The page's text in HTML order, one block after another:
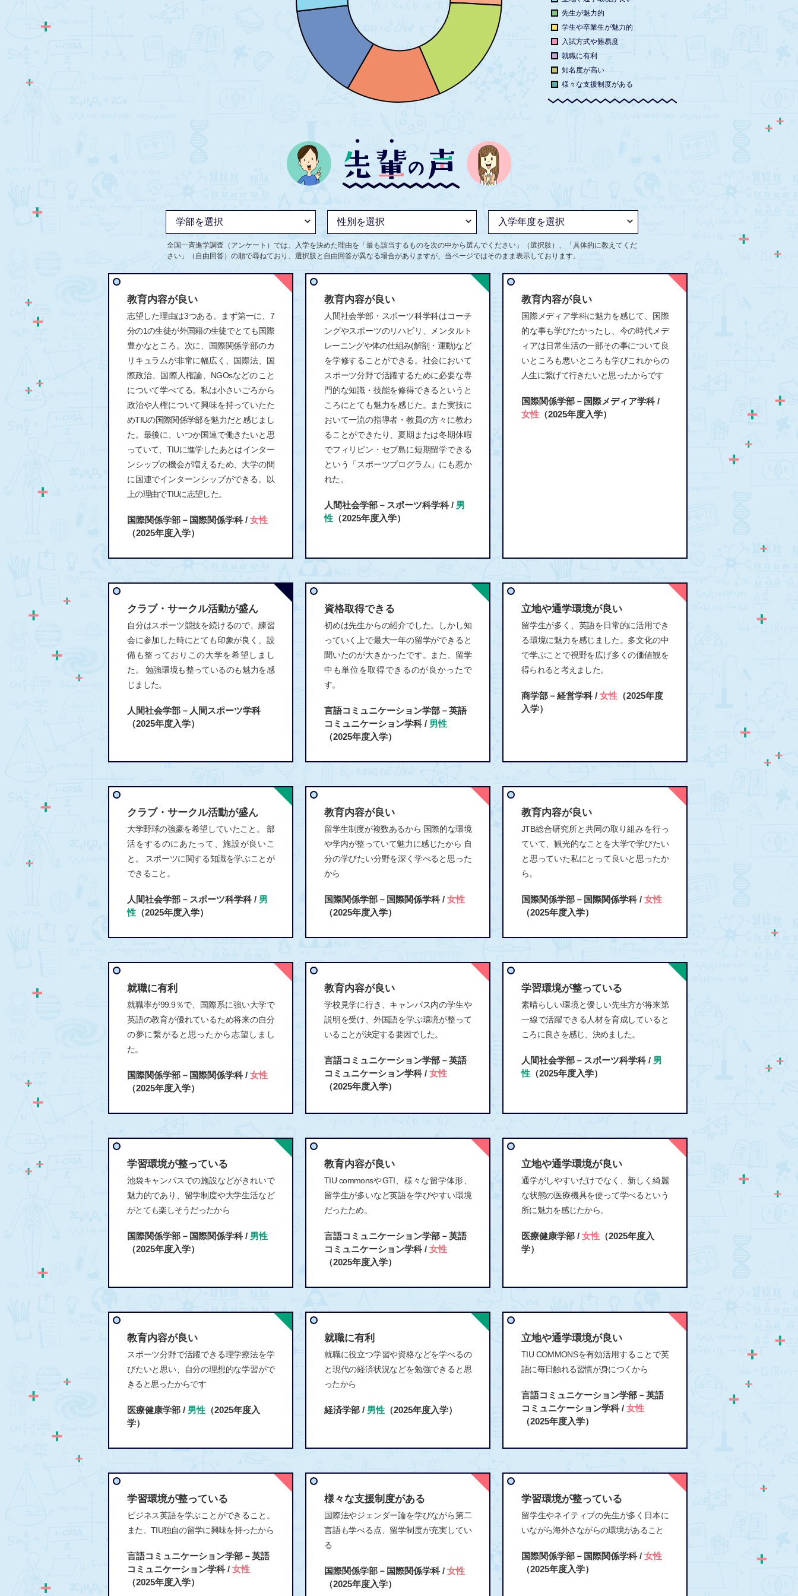
先生が魅力的
学生や卒業生が魅力的
入試方式や難易度
就職に有利
知名度が高い
様々な支援制度がある
全国一斉進学調査（アンケート）では、入学を決めた理由を「最も該当するものを次の中から選んでください」（選択肢）、「具体的に教えてくだ
さい」（自由回答）の順で尋ねており、選択肢と自由回答が異なる場合がありますが、当ページではそのまま表示しております。
教育内容が良い
志望した理由は3つある。まず第一に、7
分の1の生徒が外国籍の生徒でとても国際
豊かなところ。次に、国際関係学部のカ
リキュラムが非常に幅広く、国際法、国
際政治、国際人権論、NGOsなどのこと
について学べてる。私は小さいごろから
政治や人権について興味を持っていたた
めTIUの国際関係学部を魅力だと感じまし
た。最後に、いつか国連で働きたいと思
っていて、TIUに進学したあとはインター
ンシップの機会が増えるため、大学の間
に国連でインターンシップができる。以
上の理由でTIUに志望した。
国際関係学部－国際関係学科 / 女性
（2025年度入学）
教育内容が良い
人間社会学部・スポーツ科学科はコーチ
ングやスポーツのリハビリ、メンタルト
レーニングや体の仕組み(解剖・運動)など
を学修することができる。社会において
スポーツ分野で活躍するために必要な専
門的な知識・技能を修得できるというと
ころにとても魅力を感じた。また実技に
おいて一流の指導者・教員の方々に教わ
ることができたり、夏期または冬期休暇
でフィリピン・セブ島に短期留学できる
という「スポーツプログラム」にも惹か
れた。
人間社会学部－スポーツ科学科 / 男
性 （2025年度入学）
教育内容が良い
国際メディア学科に魅力を感じて、国際
的な事も学びたかったし、今の時代メデ
ィアは日常生活の一部その事について良
いところも悪いところも学びこれからの
人生に繋げて行きたいと思ったからです
国際関係学部－国際メディア学科 /
女性 （2025年度入学）
クラブ・サークル活動が盛ん
自分はスポーツ競技を続けるので、練習
会に参加した時にとても印象が良く、設
備も整っておりこの大学を希望しまし
た。 勉強環境も整っているのも魅力を感
じました。
人間社会学部－人間スポーツ学科
（2025年度入学）
資格取得できる
初めは先生からの紹介でした。しかし知
っていく上で最大一年の留学ができると
聞いたのが大きかったです。また、留学
中も単位を取得できるのが良かったで
す。
言語コミュニケーション学部－英語
コミュニケーション学科 / 男性
（2025年度入学）
立地や通学環境が良い
留学生が多く、英語を日常的に活用でき
る環境に魅力を感じました。多文化の中
で学ぶことで視野を広げ多くの価値観を
得られると考えました。
商学部－経営学科 / 女性 （2025年度
入学）
クラブ・サークル活動が盛ん
大学野球の強豪を希望していたこと。 部
活をするのにあたって、施設が良いこ
と。 スポーツに関する知識を学ぶことが
できること。
人間社会学部－スポーツ科学科 / 男
性 （2025年度入学）
教育内容が良い
留学生制度が複数あるから 国際的な環境
や学内が整っていて魅力に感じたから 自
分の学びたい分野を深く学べると思った
から
国際関係学部－国際関係学科 / 女性
（2025年度入学）
教育内容が良い
JTB総合研究所と共同の取り組みを行っ
ていて、観光的なことを大学で学びたい
と思っていた私にとって良いと思ったか
ら。
国際関係学部－国際関係学科 / 女性
（2025年度入学）
就職に有利
就職率が99.9％で、国際系に強い大学で
英語の教育が優れているため将来の自分
の夢に繋がると思ったから志望しまし
た。
国際関係学部－国際関係学科 / 女性
（2025年度入学）
教育内容が良い
学校見学に行き、キャンパス内の学生や
説明を受け、外国語を学ぶ環境が整って
いることが決定する要因でした。
言語コミュニケーション学部－英語
コミュニケーション学科 / 女性
（2025年度入学）
学習環境が整っている
素晴らしい環境と優しい先生方が将来第
一線で活躍できる人材を育成していると
ころに良さを感じ、決めました。
人間社会学部－スポーツ科学科 / 男
性 （2025年度入学）
学習環境が整っている
池袋キャンパスでの施設などがきれいで
魅力的であり、留学制度や大学生活など
がとても楽しそうだったから
国際関係学部－国際関係学科 / 男性
（2025年度入学）
教育内容が良い
TIU commonsやGTI、様々な留学体形、
留学生が多いなど英語を学びやすい環境
だったため。
言語コミュニケーション学部－英語
コミュニケーション学科 / 女性
（2025年度入学）
立地や通学環境が良い
通学がしやすいだけでなく、新しく綺麗
な状態の医療機具を使って学べるという
所に魅力を感じたから。
医療健康学部 / 女性 （2025年度入
学）
教育内容が良い
スポーツ分野で活躍できる理学療法を学
びたいと思い、自分の理想的な学習がで
きると思ったからです
医療健康学部 / 男性 （2025年度入
学）
就職に有利
就職に役立つ学習や資格などを学べるの
と現代の経済状況などを勉強できると思
ったから
経済学部 / 男性 （2025年度入学）
立地や通学環境が良い
TIU COMMONSを有効活用することで英
語に毎日触れる習慣が身につくから
言語コミュニケーション学部－英語
コミュニケーション学科 / 女性
（2025年度入学）
学習環境が整っている
ビジネス英語を学ぶことができること。
また、TIU独自の留学に興味を持ったから
言語コミュニケーション学部－英語
コミュニケーション学科 / 女性
（2025年度入学）
様々な支援制度がある
国際法やジェンダー論を学びながら第二
言語も学べる点、留学制度が充実してい
る
国際関係学部－国際関係学科 / 女性
（2025年度入学）
学習環境が整っている
留学生やネイティブの先生が多く日本に
いながら海外さながらの環境があること
国際関係学部－国際関係学科 / 女性
（2025年度入学）